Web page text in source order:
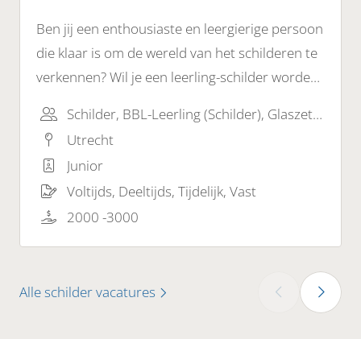
Ben jij een enthousiaste en leergierige persoon
die klaar is om de wereld van het schilderen te
verkennen? Wil je een leerling-schilder worden
wij op zoek naar jou!
Schilder, BBL-Leerling (Schilder), Glaszetter
Utrecht
Junior
Voltijds, Deeltijds, Tijdelijk, Vast
2000 -3000
Alle schilder vacatures ‹ ›